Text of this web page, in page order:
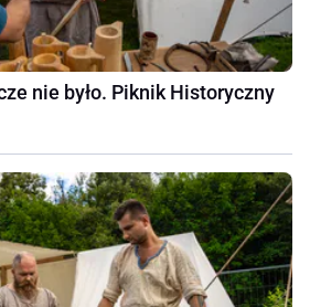
nie było. Piknik Historyczny